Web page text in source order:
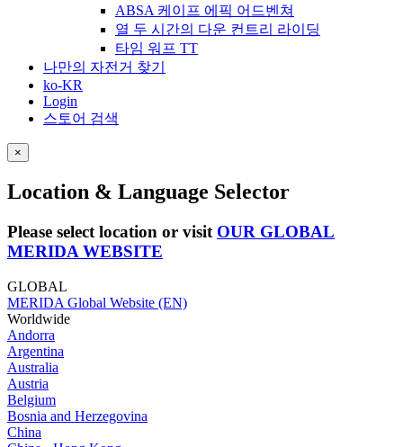
ABSA 케이프 에픽 어드벤쳐
열 두 시간의 다운 컨트리 라이딩
타임 워프 TT
나만의 자전거 찾기
ko-KR
Login
스토어 검색
×
Location & Language Selector
Please select location or visit OUR GLOBAL
MERIDA WEBSITE
GLOBAL
MERIDA Global Website (EN)
Worldwide
Andorra
Argentina
Australia
Austria
Belgium
Bosnia and Herzegovina
China